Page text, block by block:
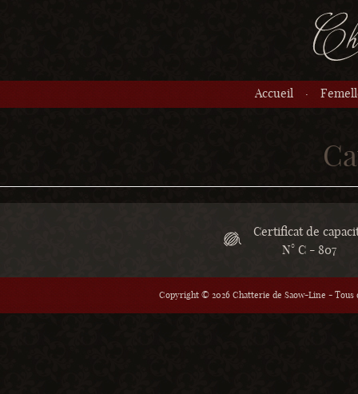
Accueil
Certificat de
N° C - 807
Copyright © 2026 Chatterie de Saow-Line -